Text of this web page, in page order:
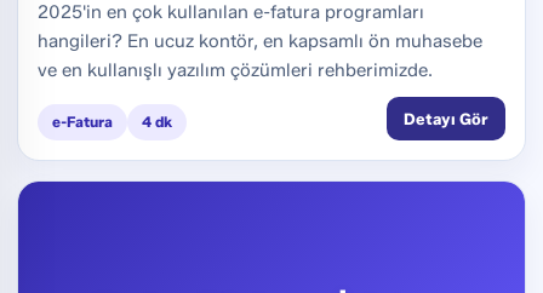
2025'in en çok kullanılan e-fatura programları
hangileri? En ucuz kontör, en kapsamlı ön muhasebe
ve en kullanışlı yazılım çözümleri rehberimizde.
e-Fatura 4 dk Detayı Gör